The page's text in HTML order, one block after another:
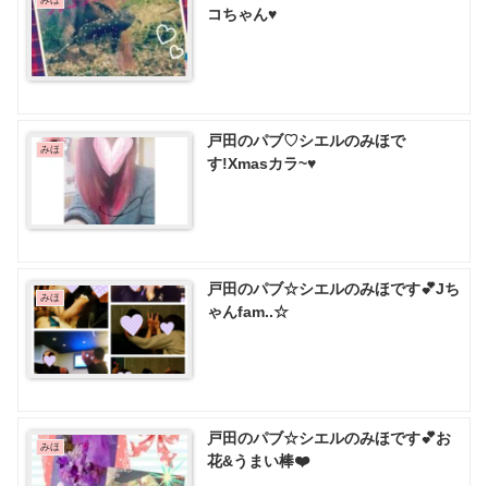
コちゃん♥️
みほ
戸田のパブ♡シエルのみほで
す!Xmasカラ~♥️
みほ
戸田のパブ☆シエルのみほです💕Jち
ゃんfam..☆
みほ
戸田のパブ☆シエルのみほです💕お
花&うまい棒❤️